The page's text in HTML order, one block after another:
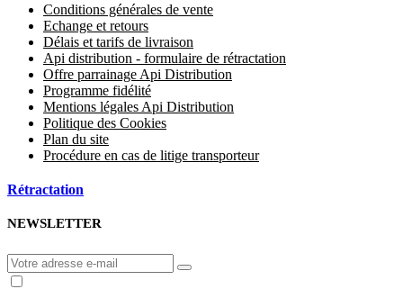
Conditions générales de vente
Echange et retours
Délais et tarifs de livraison
Api distribution - formulaire de rétractation
Offre parrainage Api Distribution
Programme fidélité
Mentions légales Api Distribution
Politique des Cookies
Plan du site
Procédure en cas de litige transporteur
Rétractation
NEWSLETTER